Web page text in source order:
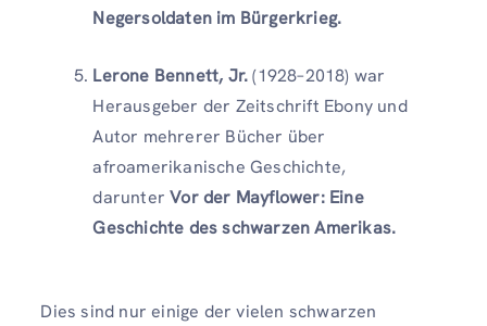
Negersoldaten im Bürgerkrieg.
Lerone Bennett, Jr.(1928–2018) war
Herausgeber der Zeitschrift Ebony und
Autor mehrerer Bücher über
afroamerikanische Geschichte,
darunterVor der Mayflower: Eine
Geschichte des schwarzen Amerikas.
Dies sind nur einige der vielen schwarzen